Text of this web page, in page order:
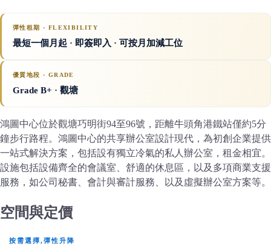
彈性租期 · FLEXIBILITY
最短一個月起 · 即簽即入 · 可按月加減工位
優質地段 · GRADE
Grade B+ · 觀塘
鴻圖中心位於觀塘巧明街94至96號，距離牛頭角港鐵站僅約5分
鐘步行路程。鴻圖中心的共享辦公室設計現代，為初創企業提供
一站式解決方案，包括設有獨立冷氣的私人辦公室，租金相宜。
設施包括設備齊全的會議室、舒適的休息區，以及多項商業支援
服務，如公司秘書、會計與審計服務、以及虛擬辦公室方案等。
空間與定價
按需選擇,彈性升降